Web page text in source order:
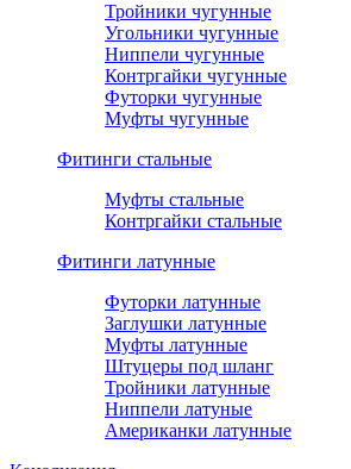
Тройники чугунные
Угольники чугунные
Ниппели чугунные
Контргайки чугунные
Футорки чугунные
Муфты чугунные
Фитинги стальные
Муфты стальные
Контргайки стальные
Фитинги латунные
Футорки латунные
Заглушки латунные
Муфты латунные
Штуцеры под шланг
Тройники латунные
Ниппели латуные
Американки латунные